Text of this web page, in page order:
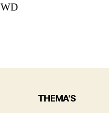
WD
THEMA'S